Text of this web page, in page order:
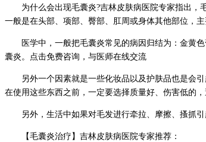
为什么会出现毛囊炎?吉林皮肤病医院专家指出
一般是在头部、项部、臀部、肛周或身体其他部位，
医学中，一般把毛囊炎常见的病因归结为：金黄
囊炎。点击免费咨询，与医师在线交流
另外一个因素就是一些化妆品以及护肤品也是会
在使用这些东西之前，一定要选择质量好、伤害低的
另外，生活中如果对毛发进行牵拉、摩擦、搔抓
【毛囊炎治疗】吉林皮肤病医院专家推荐：